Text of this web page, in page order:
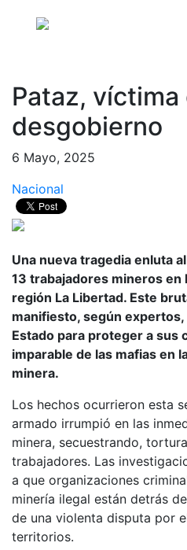
Pataz, víctima
desgobierno
6 Mayo, 2025
Nacional
Una nueva tragedia enluta
13 trabajadores mineros en
región La Libertad. Este
manifiesto, según expertos,
Estado para proteger a sus
imparable de las mafias en
minera.
Los hechos ocurrieron esta
armado irrumpió en las
minera, secuestrando,
trabajadores. Las
a que organizaciones
minería ilegal están detrás
de una violenta disputa por
territorios.